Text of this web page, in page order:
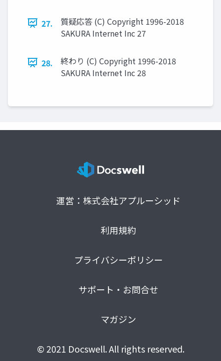
27.
質疑応答 (C) Copyright 1996-2018
SAKURA Internet Inc 27
28.
終わり (C) Copyright 1996-2018
SAKURA Internet Inc 28
運営：株式会社アプルーシッド
利用規約
プライバシーポリシー
サポート・お問合せ
マガジン
© 2021 Docswell. All rights reserved.